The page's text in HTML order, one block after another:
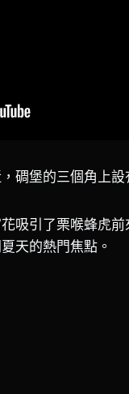
碉堡的三個角上
吸引了栗喉蜂虎
天的熱門焦點。